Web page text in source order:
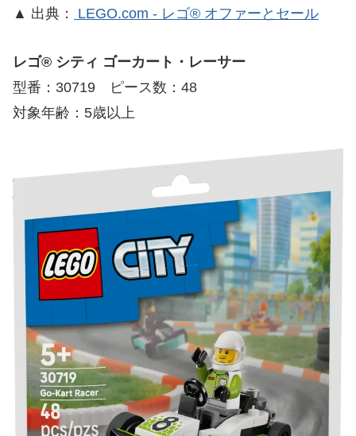
▲ 出典： LEGO.com - レゴ® オファーとセール
レゴ® シティ ゴーカート・レーサー
型番：30719 ピース数：48
対象年齢：5歳以上